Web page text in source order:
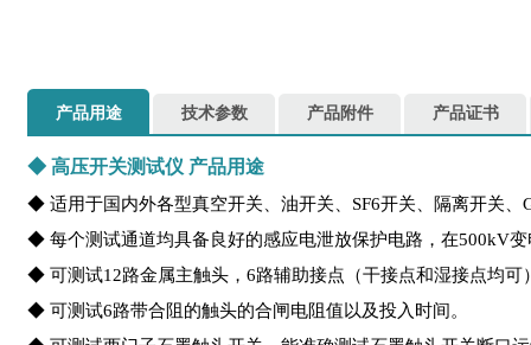
产品用途 技术参数 产品附件 产品证书
◆ 高压开关测试仪 产品用途
◆ 适用于国内外各型真空开关、油开关、SF6开关、隔离开关、
◆ 每个测试通道均具备良好的感应电泄放保护电路，在500kV
◆ 可测试12路金属主触头，6路辅助接点（干接点和湿接点均可
◆ 可测试6路带合阻的触头的合闸电阻值以及投入时间。